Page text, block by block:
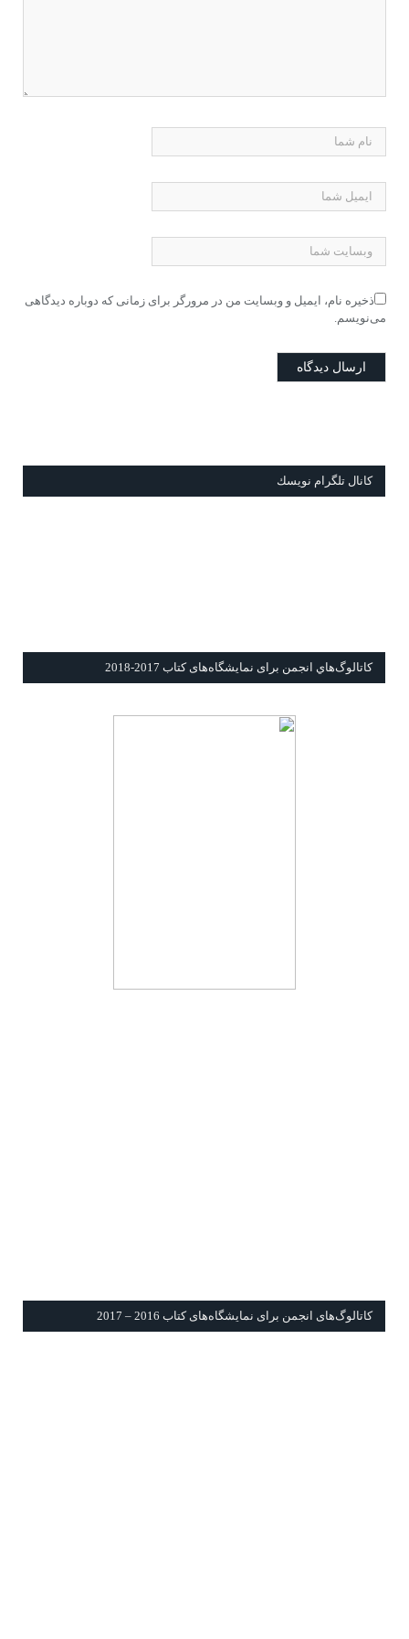
ذخیره نام، ایمیل و وبسایت من در مرورگر برای زمانی که دوباره دیدگاهی
می‌نویسم.
كانال تلگرام نويسك
كاتالوگ‌هاي انجمن برای نمايشگاه‌های كتاب 2017-2018
كاتالوگ‌های انجمن برای نمايشگاه‌های كتاب 2016 – 2017